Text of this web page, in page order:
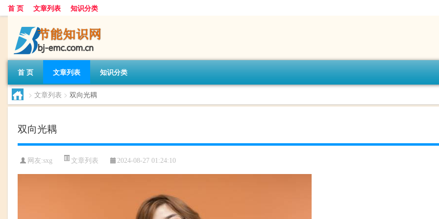
首 页 文章列表 知识分类
首 页 文章列表 知识分类
> 文章列表 > 双向光耦
双向光耦
网友:sxg 文章列表 2024-08-27 01:24:10